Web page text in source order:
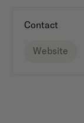
Contact
Website